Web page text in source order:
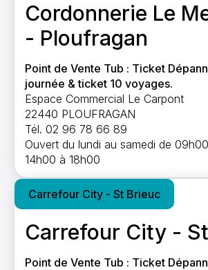
Cordonnerie Le
- Ploufragan
Point de Vente Tub : Ticket
journée & ticket 10 voyages.
Espace Commercial Le Carpont
22440 PLOUFRAGAN
Tél. 02 96 78 66 89
Ouvert du lundi au samedi de
14h00 à 18h00
Carrefour City - St Brieuc
Carrefour City -
Point de Vente Tub : Ticket